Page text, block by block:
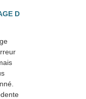
D